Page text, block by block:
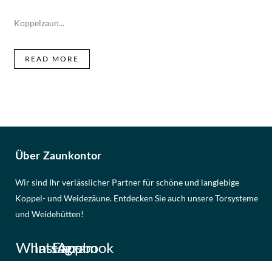
Koppelzaun...
READ MORE
Über Zaunkontor
Wir sind Ihr verlässlicher Partner für schöne und langlebige
Koppel- und Weidezäune. Entdecken Sie auch unsere Torsysteme
und Weidehütten!
WhatsApp
Instagram
Facebook